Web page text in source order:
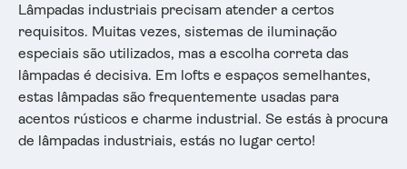
Lâmpadas industriais precisam atender a certos
requisitos. Muitas vezes, sistemas de iluminação
especiais são utilizados, mas a escolha correta das
lâmpadas é decisiva. Em lofts e espaços semelhantes,
estas lâmpadas são frequentemente usadas para
acentos rústicos e charme industrial. Se estás à procura
de lâmpadas industriais, estás no lugar certo!